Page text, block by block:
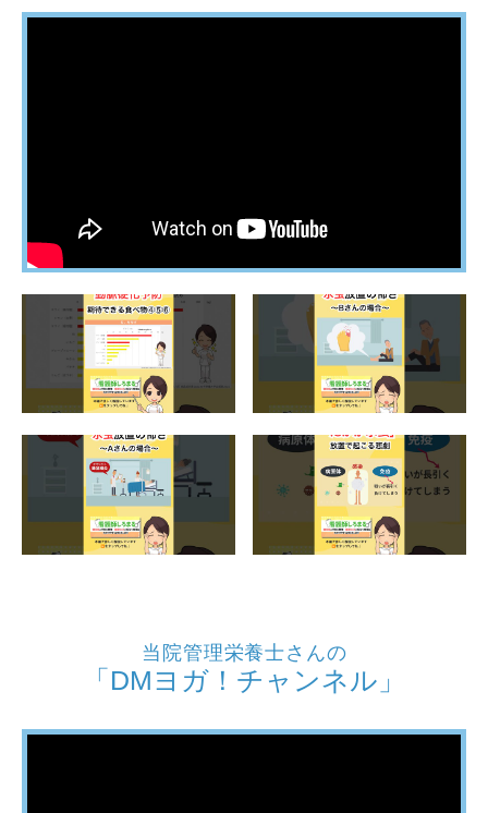
当院管理栄養士さんの
「DMヨガ！チャンネル」